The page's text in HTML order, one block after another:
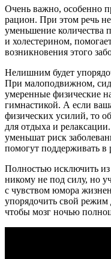
Очень важно, особенно
рацион. При этом речь
уменьшение количества
и холестерином,
возникновения этого
Нелишним будет
При малоподвижном,
умеренные физические
гимнастикой. А если
физических усилий, то
для отдыха и
уменьшат риск
помогут поддерживать
Полностью исключить
никому не под силу, но
с чувством юмора
упорядочить свой режим
чтобы мозг ночью